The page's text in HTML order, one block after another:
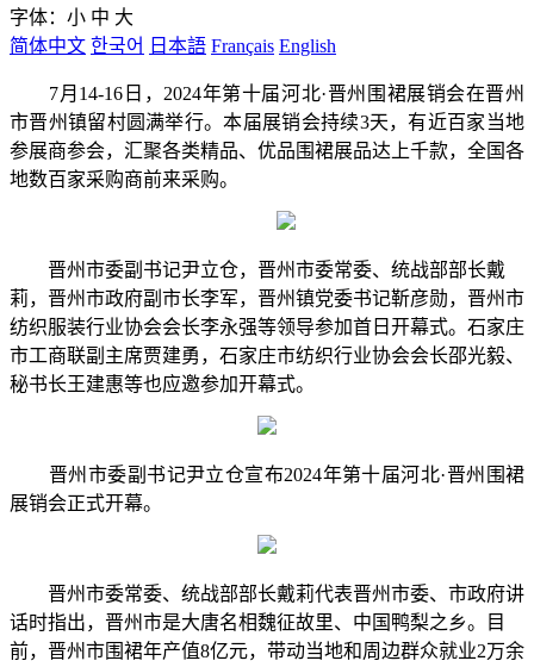
字体： 小 中 大
简体中文 한국어 日本語 Français English
7月14-16日，2024年第十届河北·晋州围裙展销会在晋州
市晋州镇留村圆满举行。本届展销会持续3天，有近百家当地
参展商参会，汇聚各类精品、优品围裙展品达上千款，全国各
地数百家采购商前来采购。
晋州市委副书记尹立仓，晋州市委常委、统战部部长戴
莉，晋州市政府副市长李军，晋州镇党委书记靳彦勋，晋州市
纺织服装行业协会会长李永强等领导参加首日开幕式。石家庄
市工商联副主席贾建勇，石家庄市纺织行业协会会长邵光毅、
秘书长王建惠等也应邀参加开幕式。
晋州市委副书记尹立仓宣布2024年第十届河北·晋州围裙
展销会正式开幕。
晋州市委常委、统战部部长戴莉代表晋州市委、市政府讲
话时指出，晋州市是大唐名相魏征故里、中国鸭梨之乡。目
前，晋州市围裙年产值8亿元，带动当地和周边群众就业2万余